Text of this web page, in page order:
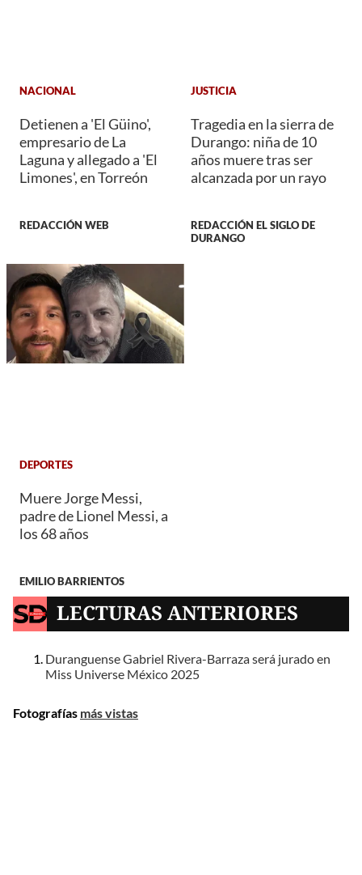
NACIONAL
Detienen a 'El Güino',
empresario de La
Laguna y allegado a 'El
Limones', en Torreón
REDACCIÓN WEB
JUSTICIA
Tragedia en la sierra de
Durango: niña de 10
años muere tras ser
alcanzada por un rayo
REDACCIÓN EL SIGLO DE
DURANGO
DEPORTES
Muere Jorge Messi,
padre de Lionel Messi, a
los 68 años
EMILIO BARRIENTOS
LECTURAS ANTERIORES
Duranguense Gabriel Rivera-Barraza será jurado en
Miss Universe México 2025
Fotografías más vistas